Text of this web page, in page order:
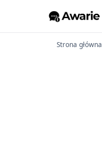
Strona główna